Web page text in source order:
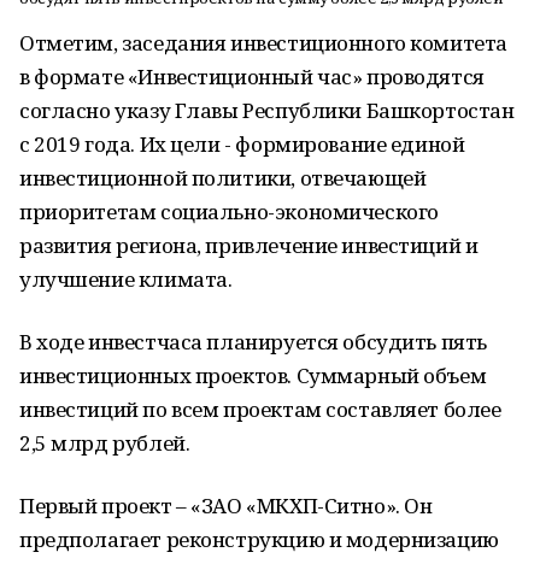
Отметим, заседания инвестиционного комитета
в формате «Инвестиционный час» проводятся
согласно указу Главы Республики Башкортостан
с 2019 года. Их цели - формирование единой
инвестиционной политики, отвечающей
приоритетам социально-экономического
развития региона, привлечение инвестиций и
улучшение климата.
В ходе инвестчаса планируется обсудить пять
инвестиционных проектов. Суммарный объем
инвестиций по всем проектам составляет более
2,5 млрд рублей.
Первый проект – «ЗАО «МКХП-Ситно». Он
предполагает реконструкцию и модернизацию